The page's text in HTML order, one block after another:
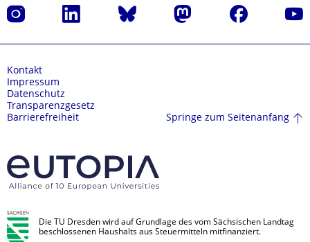
Instagram LinkedIn Bluesky Mastodon Facebook
Kontakt
Impressum
Datenschutz
Transparenzgesetz
Barrierefreiheit
Springe zum Seitenanfang
Die TU Dresden wird auf Grundlage des vom Sächsischen Landtag
beschlossenen Haushalts aus Steuermitteln mitfinanziert.